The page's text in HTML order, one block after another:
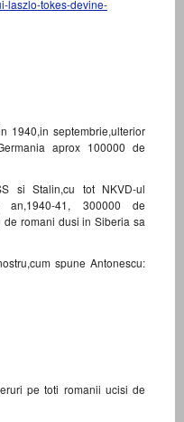
laszlo-tokes-devine-
1940,in septembrie,ulterior
aprox 100000 de
si Stalin,cu tot NKVD-ul
41, 300000 de
romani dusi in Siberia sa
spune Antonescu:
pe toti romanii ucisi de